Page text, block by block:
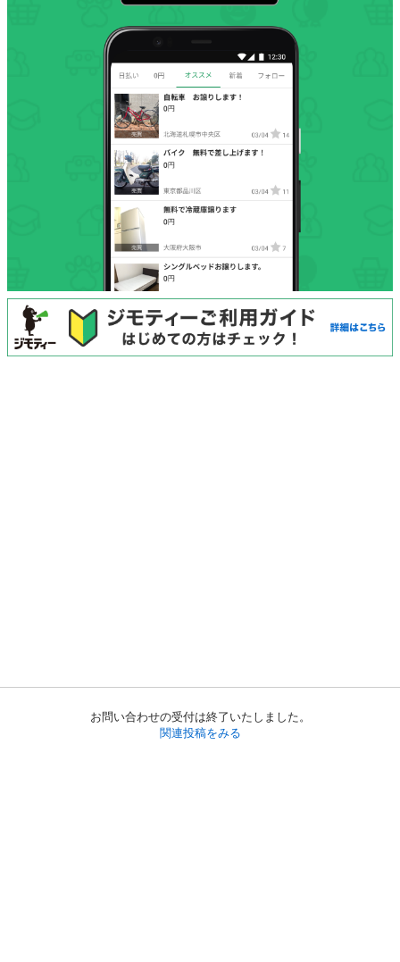
お問い合わせの受付は終了いたしました。
関連投稿をみる